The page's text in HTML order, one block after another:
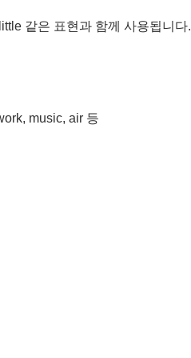
같은 표현과 함께 사용됩니다.
music, air 등